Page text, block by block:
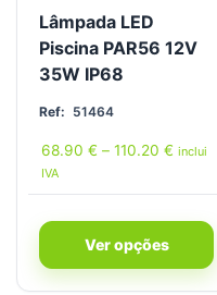
Lâmpada LED
Piscina PAR56 12V
35W IP68
Ref: 51464
68.90 € – 110.20 € inclui
IVA
Ver opções